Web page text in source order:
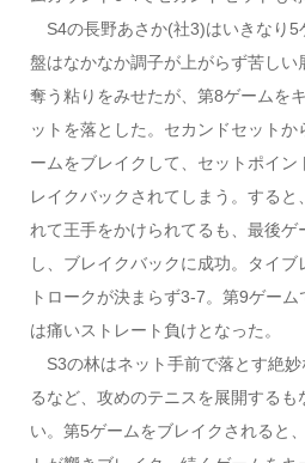
S4の長野あさか(社3)はいきなり5
盤はなかなか調子が上がらず苦しい
奪う粘りをみせたが、第8ゲームを
ットを落とした。セカンドセット
ームをブレイクして、セットポイ
レイクバックされてしまう。すると
れて王手をかけられてるも、最後ゲ
し、ブレイクバックに成功。タイ
トロークが決まらず3-7。第9ゲー
は痛いストレート負けとなった。
S3の林はネット手前で落とす絶
るなど、攻めのテニスを展開する
い。第5ゲームをブレイクされると